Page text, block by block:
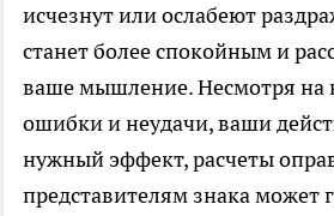
исчезнут или ослабеют
станет более спокойным и
ваше мышление. Несмотря на
ошибки и неудачи, ваши
нужный эффект, расчеты
представителям знака может